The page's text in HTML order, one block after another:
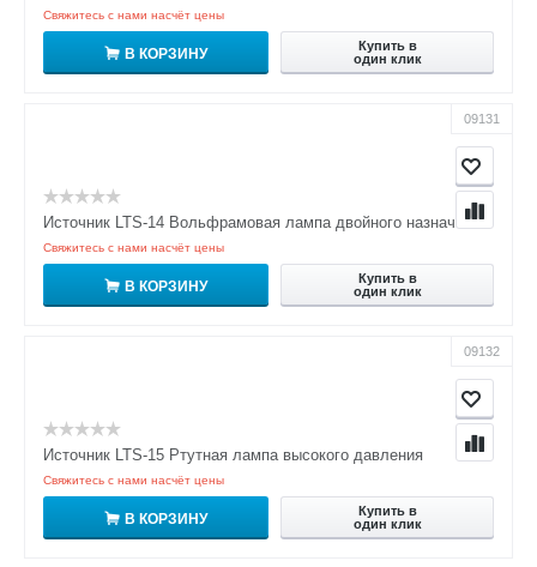
Свяжитесь с нами насчёт цены
В КОРЗИНУ
Купить в
один клик
09131
Источник LTS-14 Вольфрамовая лампа двойного назначения
Свяжитесь с нами насчёт цены
В КОРЗИНУ
Купить в
один клик
09132
Источник LTS-15 Ртутная лампа высокого давления
Свяжитесь с нами насчёт цены
В КОРЗИНУ
Купить в
один клик